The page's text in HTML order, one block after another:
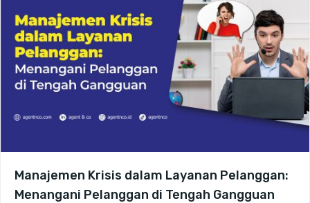
Manajemen Krisis dalam Layanan Pelanggan:
Menangani Pelanggan di Tengah Gangguan